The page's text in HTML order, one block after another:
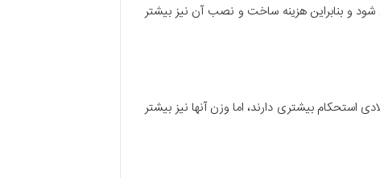
و بنابراین هزینه ساخت و نصب آن نیز بیشتر
بیشتری دارند، اما وزن آنها نیز بیشتر